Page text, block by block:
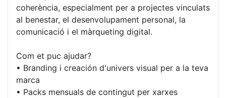
coherència, especialment per a projectes vinculats
al benestar, el desenvolupament personal, la
comunicació i el màrqueting digital.
Com et puc ajudar?
• Branding i creación d'univers visual per a la teva
marca
• Packs mensuals de contingut per xarxes